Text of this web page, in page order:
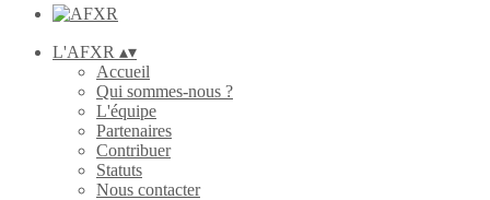
L'AFXR ▴▾
Accueil
Qui sommes-nous ?
L'équipe
Partenaires
Contribuer
Statuts
Nous contacter